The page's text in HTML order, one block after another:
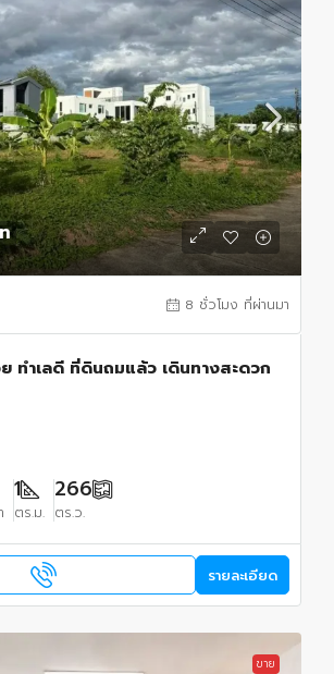
8 ชั่วโมง ที่ผ่านมา
ทำเลดี ที่ดินถมแล้ว เดินทางสะดวก
1
ตร.ม.
266
ตร.ว.
รายละเอียด
ขาย